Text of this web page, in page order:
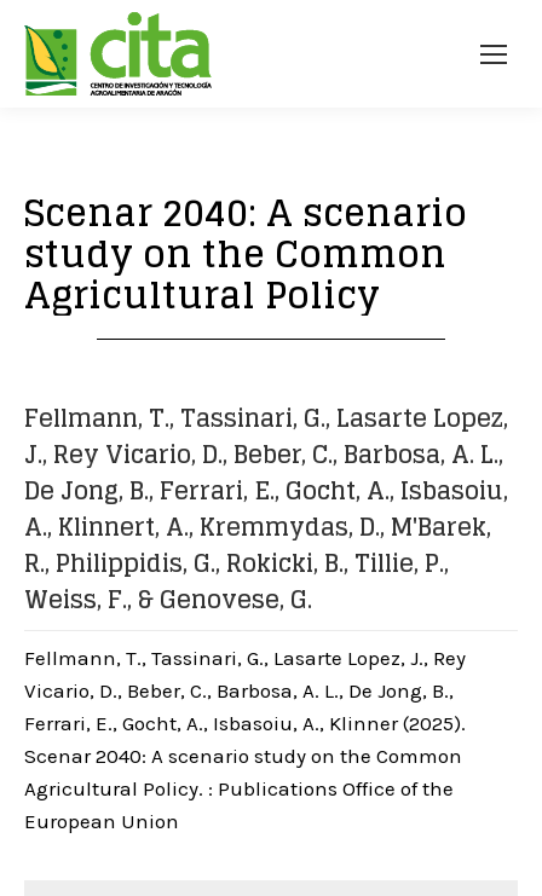
Scenar 2040: A scenario
study on the Common
Agricultural Policy
Fellmann, T., Tassinari, G., Lasarte Lopez,
J., Rey Vicario, D., Beber, C., Barbosa, A. L.,
De Jong, B., Ferrari, E., Gocht, A., Isbasoiu,
A., Klinnert, A., Kremmydas, D., M'Barek,
R., Philippidis, G., Rokicki, B., Tillie, P.,
Weiss, F., & Genovese, G.
Fellmann, T., Tassinari, G., Lasarte Lopez, J., Rey
Vicario, D., Beber, C., Barbosa, A. L., De Jong, B.,
Ferrari, E., Gocht, A., Isbasoiu, A., Klinner (2025).
Scenar 2040: A scenario study on the Common
Agricultural Policy. : Publications Office of the
European Union